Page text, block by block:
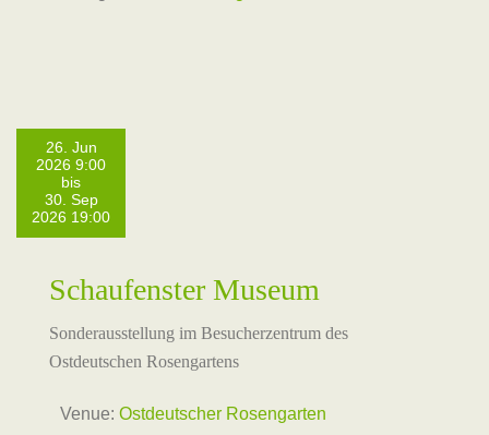
26. Jun
2026 9:00
bis
30. Sep
2026 19:00
Schaufenster Museum
Sonderausstellung im Besucherzentrum des
Ostdeutschen Rosengartens
Venue: Ostdeutscher Rosengarten